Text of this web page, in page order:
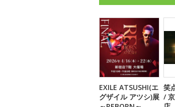
EXILE ATSUSHI(エ
グザイル アツシ)展
笑
/